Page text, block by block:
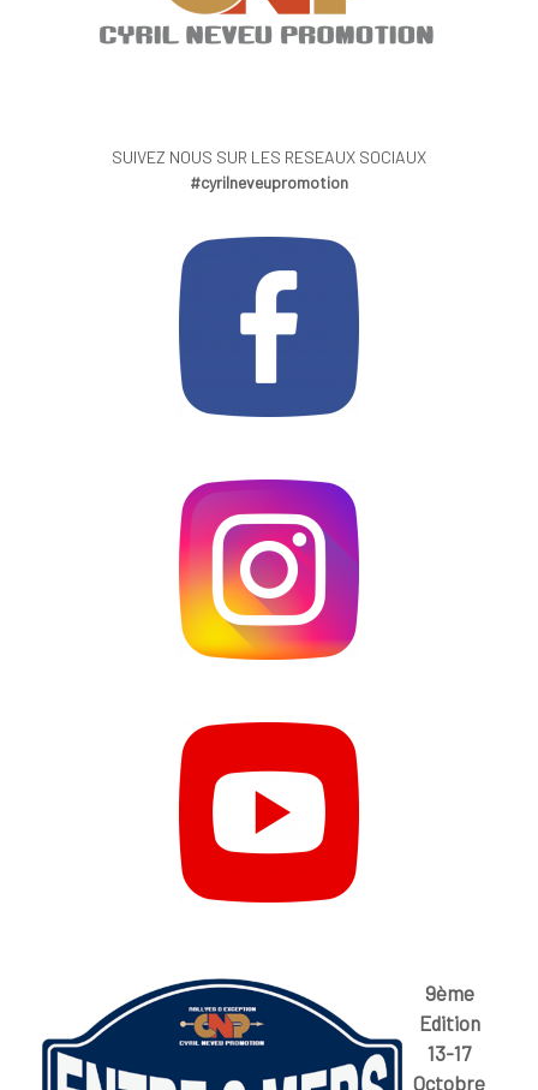
SUIVEZ NOUS SUR LES RESEAUX SOCIAUX
#cyrilneveupromotion
9ème
Edition
13-17
Octobre